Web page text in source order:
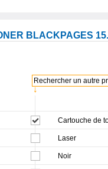
BLACKPAGES
↓
Rechercher un autre
Cartouche de
Laser
Noir